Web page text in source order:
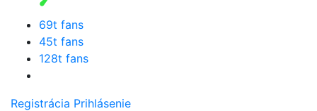
69t fans
45t fans
128t fans
Registrácia Prihlásenie